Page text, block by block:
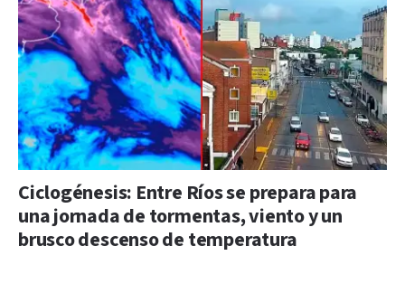
Ciclogénesis: Entre Ríos se prepara para
una jornada de tormentas, viento y un
brusco descenso de temperatura